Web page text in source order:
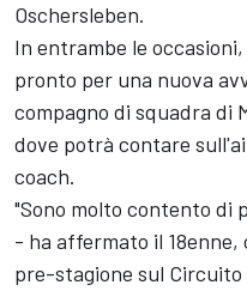
Oschersleben.
In entrambe le
pronto per una nuova
compagno di squadra di
dove potrà contare
coach.
"Sono molto contento di
- ha affermato il
pre-stagione sul Circuito